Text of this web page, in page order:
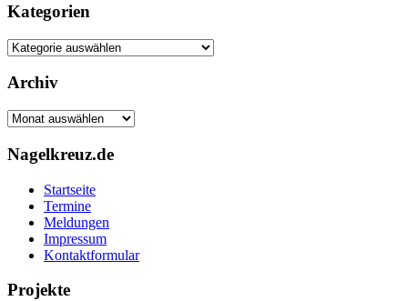
Kategorien
Kategorien
Archiv
Archiv
Nagelkreuz.de
Startseite
Termine
Meldungen
Impressum
Kontaktformular
Projekte